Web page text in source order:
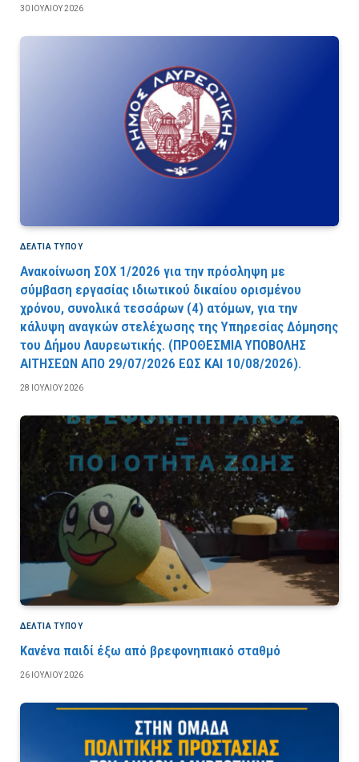
30 ΙΟΥΛΊΟΥ 2026
ΔΕΛΤΙΑ ΤΥΠΟΥ
Ανακοίνωση ΣΟΧ 1/2026 για την πρόσληψη με
σύμβαση εργασίας ιδιωτικού δικαίου ορισμένου
χρόνου, συνολικά τεσσάρων (4) ατόμων, για την
κάλυψη αναγκών στελέχωσης της Υπηρεσίας Δόμησης
του Δήμου Λαυρεωτικής. (ΠPOΘEΣMIA YΠOBOΛHΣ
AITHΣEΩN AΠO 29/07/2026 EΩΣ KAI 10/08/2026).
28 ΙΟΥΛΊΟΥ 2026
ΔΕΛΤΙΑ ΤΥΠΟΥ
Κανένα παιδί έξω από βρεφονηπιακό σταθμό
26 ΙΟΥΛΊΟΥ 2026